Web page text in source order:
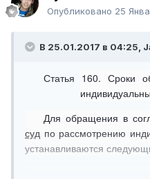
Опубликовано 25
В 25.01.2017 в 04:25,
Статья 160. Сроки
Для обращения в
суд по рассмотрению
устанавливаются